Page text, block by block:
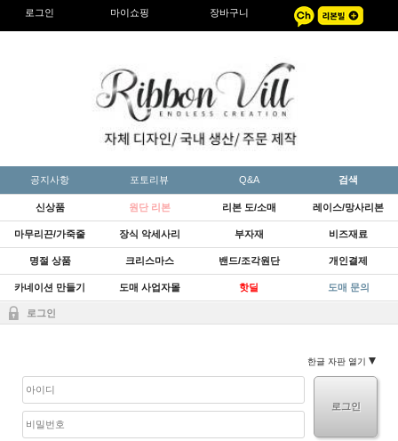
로그인 마이쇼핑 장바구니
공지사항 포토리뷰 Q&A 검색
신상품 원단 리본 리본 도/소매 레이스/망사리본
마무리끈/가죽줄 장식 악세사리 부자재 비즈재료
명절 상품 크리스마스 밴드/조각원단 개인결제
카네이션 만들기 도매 사업자몰 핫딜 도매 문의
로그인
한글 자판 열기
로그인